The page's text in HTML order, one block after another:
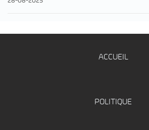
ACCUEIL
POLITIQUE